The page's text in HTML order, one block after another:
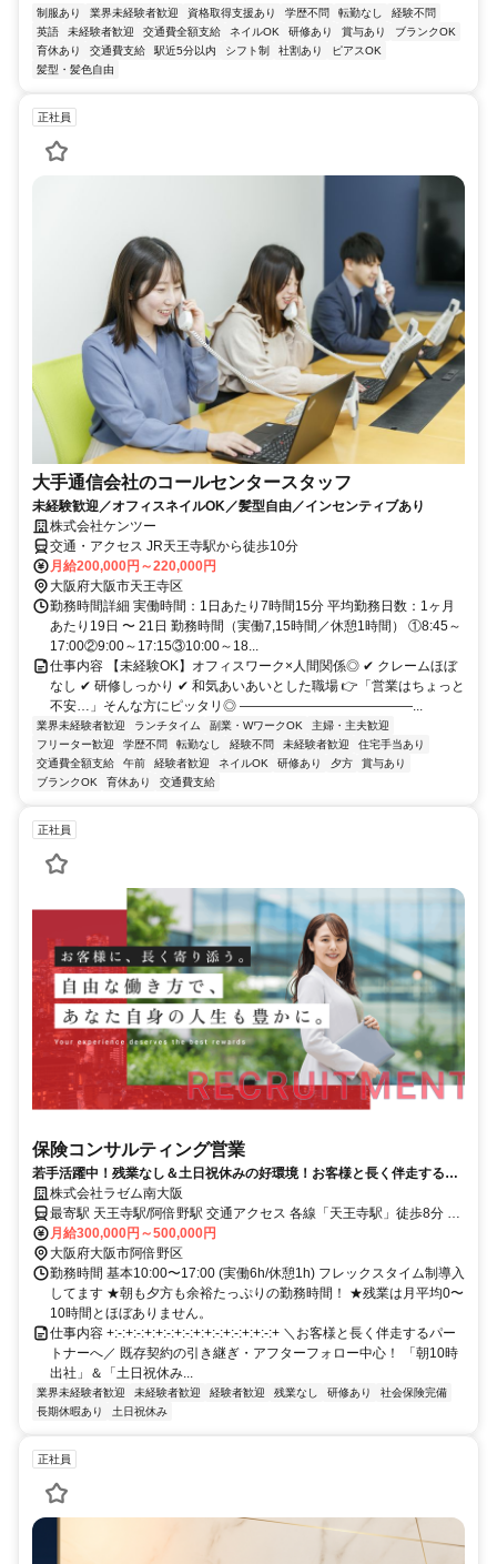
制服あり 業界未経験者歓迎 資格取得支援あり 学歴不問 転勤なし
経験不問
英語
未経験者歓迎 交通費全額支給 ネイルOK 研修あり 賞与あり
ブランクOK
育休あり
交通費支給 駅近5分以内 シフト制 社割あり
ピアスOK
髪型・髪色自由
正社員
大手通信会社のコールセンタースタッフ
未経験歓迎／オフィスネイルOK／髪型自由／インセンティブあり
株式会社ケンツー
交通・アクセス JR天王寺駅から徒歩10分
月給200,000円～220,000円
大阪府大阪市天王寺区
勤務時間詳細 実働時間：1日あたり7時間15分 平均勤務日数：1ヶ月
あたり19日 〜 21日 勤務時間（実働7,15時間／休憩1時間） ①8:45～
17:00②9:00～17:15③10:00～18...
仕事内容 【未経験OK】オフィスワーク×人間関係◎ ✔ クレームほぼ
なし ✔ 研修しっかり ✔ 和気あいあいとした職場 👉「営業はちょっと
不安…」そんな方にピッタリ◎ ―――――――――――――...
業界未経験者歓迎 ランチタイム 副業・WワークOK
主婦・主夫歓迎
フリーター歓迎
学歴不問 転勤なし 経験不問 未経験者歓迎
住宅手当あり
交通費全額支給
午前 経験者歓迎 ネイルOK 研修あり 夕方
賞与あり
ブランクOK
育休あり 交通費支給
正社員
保険コンサルティング営業
若手活躍中！残業なし＆土日祝休みの好環境！お客様と長く伴走する保
険コンサルティング営業。
株式会社ラゼム南大阪
最寄駅 天王寺駅/阿倍野駅 交通アクセス 各線「天王寺駅」徒歩8分 谷
町線「阿倍野駅」徒歩6分
月給300,000円～500,000円
大阪府大阪市阿倍野区
勤務時間 基本10:00〜17:00 (実働6h/休憩1h) フレックスタイム制導入
してます ★朝も夕方も余裕たっぷりの勤務時間！ ★残業は月平均0〜
10時間とほぼありません。
仕事内容 +:-:+:-:+:+:-:+:-:+:+:-:+:-:+:+:-:+ ＼お客様と長く伴走するパー
トナーへ／ 既存契約の引き継ぎ・アフターフォロー中心！ 「朝10時
出社」＆「土日祝休み...
業界未経験者歓迎 未経験者歓迎 経験者歓迎 残業なし 研修あり
社会保険完備
長期休暇あり
土日祝休み
正社員